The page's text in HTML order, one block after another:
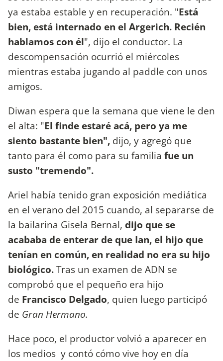
ya estaba estable y en recuperación. "Está
bien, está internado en el Argerich. Recién
hablamos con él", dijo el conductor. La
descompensación ocurrió el miércoles
mientras estaba jugando al paddle con unos
amigos.
Diwan espera que la semana que viene le den
el alta: "El finde estaré acá, pero ya me
siento bastante bien", dijo, y agregó que
tanto para él como para su familia fue un
susto "tremendo".
Ariel había tenido gran exposición mediática
en el verano del 2015 cuando, al separarse de
la bailarina Gisela Bernal, dijo que se
acababa de enterar de que Ian, el hijo que
tenían en común, en realidad no era su hijo
biológico.Tras un examen de ADN se
comprobó que el pequeño era hijo
de Francisco Delgado, quien luego participó
de Gran Hermano.
Hace poco, el productor volvió a aparecer en
los medios y contó cómo vive hoy en día